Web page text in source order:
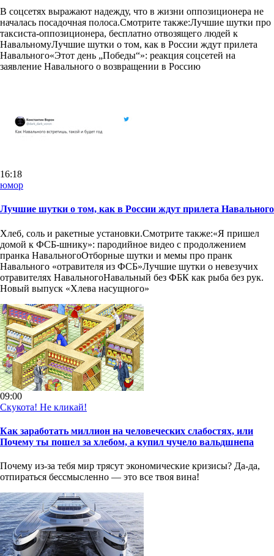
В соцсетях выражают надежду, что в жизни оппозиционера не
началась посадочная полоса.Смотрите также:Лучшие шутки про
таксиста-оппозиционера, бесплатно отвозящего людей к
НавальномуЛучшие шутки о том, как в России ждут прилета
Навального«Этот день „Победы“»: реакция соцсетей на
заявление Навального о возвращении в Россию
16:18
юмор
Лучшие шутки о том, как в России ждут прилета Навального
Хлеб, соль и ракетные установки.Смотрите также:«Я пришел
домой к ФСБ-шнику»: пародийное видео с продолжением
пранка НавальногоОтборные шутки и мемы про пранк
Навального «отравителя из ФСБ»Лучшие шутки о невезучих
отравителях НавальногоНавальный без ФБК как рыба без рук.
Новый выпуск «Хлева насущного»
09:00
Скукота! Не кликай!
Как заработать миллион на человеческих слабостях, или
Почему ты пошел за хлебом, а купил чучело вальдшнепа
Почему из-за тебя мир трясут экономические кризисы? Да-да,
отпираться бессмысленно — это все твоя вина!